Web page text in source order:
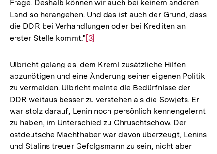
Frage. Deshalb können wir auch bei keinem anderen
Land so herangehen. Und das ist auch der Grund, dass
die DDR bei Verhandlungen oder bei Krediten an
erster Stelle kommt."Zur
der
Fußnote
[3]
Ulbricht gelang es, dem Kreml zusätzliche Hilfen
abzunötigen und eine Änderung seiner eigenen Politik
zu vermeiden. Ulbricht meinte die Bedürfnisse der
DDR weitaus besser zu verstehen als die Sowjets. Er
war stolz darauf, Lenin noch persönlich kennengelernt
zu haben, im Unterschied zu Chruschtschow. Der
ostdeutsche Machthaber war davon überzeugt, Lenins
und Stalins treuer Gefolgsmann zu sein, nicht aber